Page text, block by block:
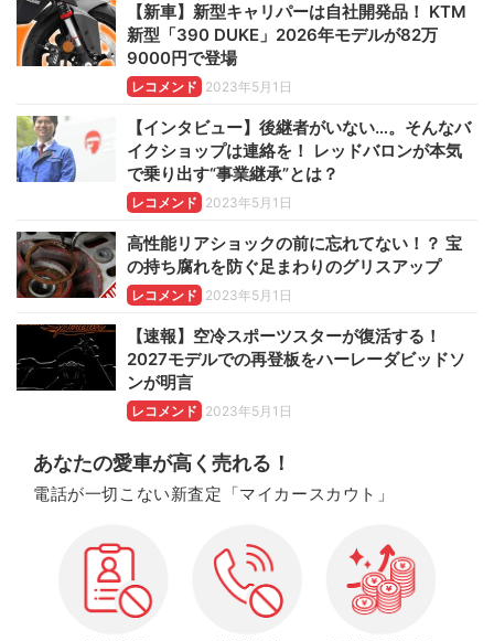
【新車】新型キャリパーは自社開発品！ KTM
新型「390 DUKE」2026年モデルが82万
9000円で登場
レコメンド 2023年5月1日
【インタビュー】後継者がいない…。そんなバ
イクショップは連絡を！ レッドバロンが本気
で乗り出す“事業継承”とは？
レコメンド 2023年5月1日
高性能リアショックの前に忘れてない！？ 宝
の持ち腐れを防ぐ足まわりのグリスアップ
レコメンド 2023年5月1日
【速報】空冷スポーツスターが復活する！
2027モデルでの再登板をハーレーダビッドソ
ンが明言
レコメンド 2023年5月1日
あなたの愛車が高く売れる！
電話が一切こない新査定「マイカースカウト」